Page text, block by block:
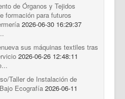
de Órganos y Tejidos
formación para futuros
2026-06-30 16:29:37
sus máquinas textiles tras
2026-06-26 12:48:11
Taller de Instalación de
Ecografía 2026-06-11